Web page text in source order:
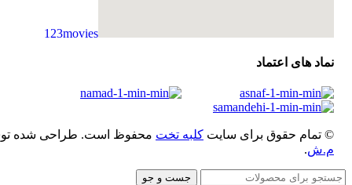
123movies
نماد های اعتماد
© تمام حقوق برای سایت کلبه تخت محفوظ است. طراحی شده
م.ش.
جست و جو